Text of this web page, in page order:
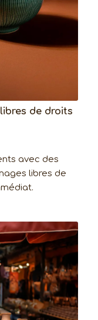
de droits
avec des
libres de